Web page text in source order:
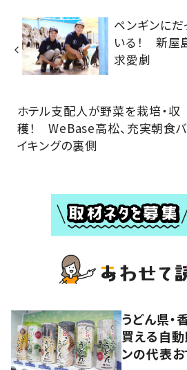
ペンギンに
いる！ 新屋
求愛劇
ホテル支配人が野菜を栽培・収
穫！ WeBase高松、充実朝食バ
イキングの裏側
うどん県・
買える自
ンの代表